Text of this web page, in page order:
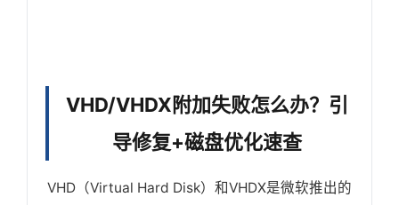
VHD/VHDX附加失败怎么办？引
导修复+磁盘优化速查
VHD（Virtual Hard Disk）和VHDX是微软推出的